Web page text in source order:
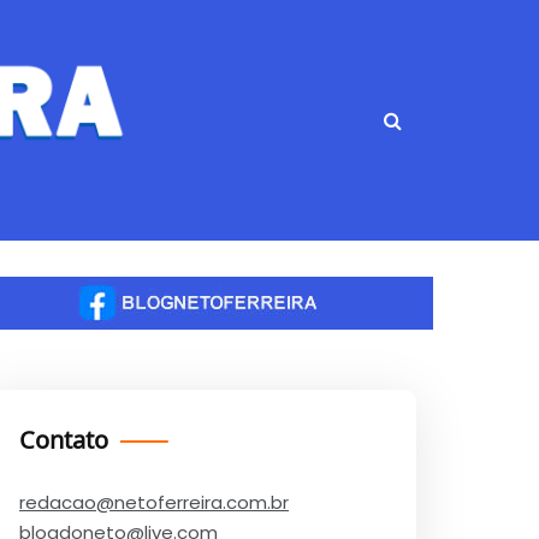
Contato
redacao@netoferreira.com.br
blogdoneto@live.com